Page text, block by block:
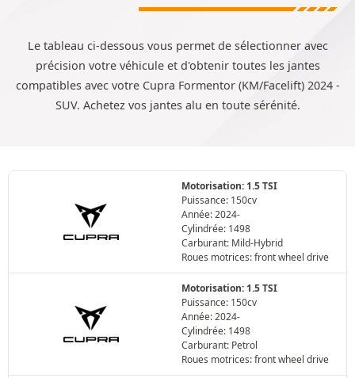
Le tableau ci-dessous vous permet de sélectionner avec
précision votre véhicule et d'obtenir toutes les jantes
compatibles avec votre Cupra Formentor (KM/Facelift) 2024 -
SUV. Achetez vos jantes alu en toute sérénité.
Motorisation: 1.5 TSI
Puissance: 150cv
Année: 2024-
Cylindrée: 1498
Carburant: Mild-Hybrid
Roues motrices: front wheel drive
Motorisation: 1.5 TSI
Puissance: 150cv
Année: 2024-
Cylindrée: 1498
Carburant: Petrol
Roues motrices: front wheel drive